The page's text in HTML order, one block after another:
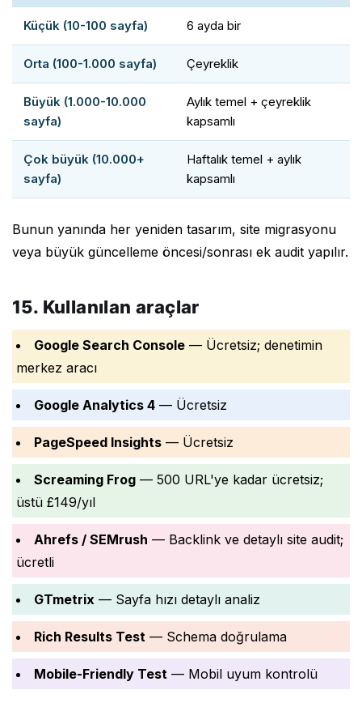
Küçük (10-100 sayfa) 6 ayda bir
Orta (100-1.000 sayfa) Çeyreklik
Büyük (1.000-10.000
sayfa)
Aylık temel + çeyreklik
kapsamlı
Çok büyük (10.000+
sayfa)
Haftalık temel + aylık
kapsamlı
Bunun yanında her yeniden tasarım, site migrasyonu
veya büyük güncelleme öncesi/sonrası ek audit yapılır.
15. Kullanılan araçlar
Google Search Console — Ücretsiz; denetimin
merkez aracı
Google Analytics 4 — Ücretsiz
PageSpeed Insights — Ücretsiz
Screaming Frog — 500 URL'ye kadar ücretsiz;
üstü £149/yıl
Ahrefs / SEMrush — Backlink ve detaylı site audit;
ücretli
GTmetrix — Sayfa hızı detaylı analiz
Rich Results Test — Schema doğrulama
Mobile-Friendly Test — Mobil uyum kontrolü